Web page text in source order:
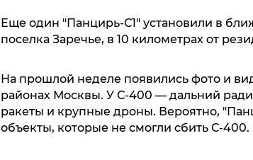
Еще один "Панцирь-С1" установили в
поселка Заречье, в 10 километрах от
На прошлой неделе появились фото и
районах Москвы. У С-400 — дальний
ракеты и крупные дроны. Вероятно,
объекты, которые не смогли сбить С-400.